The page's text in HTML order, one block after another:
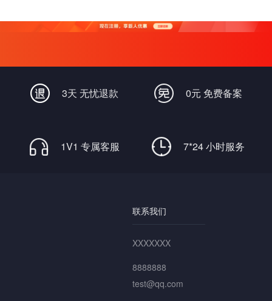
3天 无忧退款 0元 免费备案
1V1 专属客服 7*24 小时服务
联系我们
XXXXXXX
8888888
test@qq.com